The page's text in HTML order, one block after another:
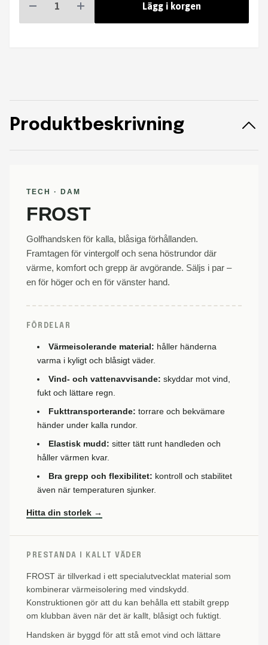
Lägg i korgen
Produktbeskrivning
TECH · DAM
FROST
Golfhandsken för kalla, blåsiga förhållanden.
Framtagen för vintergolf och sena höstrundor där
värme, komfort och grepp är avgörande. Säljs i par –
en för höger och en för vänster hand.
FÖRDELAR
Värmeisolerande material: håller händerna
varma i kyligt och blåsigt väder.
Vind- och vattenavvisande: skyddar mot vind,
fukt och lättare regn.
Fukttransporterande: torrare och bekvämare
händer under kalla rundor.
Elastisk mudd: sitter tätt runt handleden och
håller värmen kvar.
Bra grepp och flexibilitet: kontroll och stabilitet
även när temperaturen sjunker.
Hitta din storlek →
PRESTANDA I KALLT VÄDER
FROST är tillverkad i ett specialutvecklat material som
kombinerar värmeisolering med vindskydd.
Konstruktionen gör att du kan behålla ett stabilt grepp
om klubban även när det är kallt, blåsigt och fuktigt.
Handsken är byggd för att stå emot vind och lättare